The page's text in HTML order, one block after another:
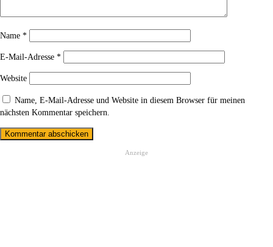
Name *
E-Mail-Adresse *
Website
Name, E-Mail-Adresse und Website in diesem Browser für meinen
nächsten Kommentar speichern.
Anzeige